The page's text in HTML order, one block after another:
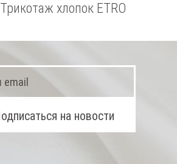
Трикотаж хлопок ETRO